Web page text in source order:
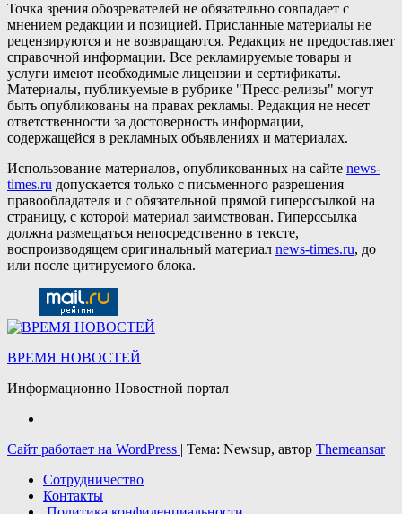
Точка зрения обозревателей не обязательно совпадает с
мнением редакции и позицией. Присланные материалы не
рецензируются и не возвращаются. Редакция не предоставляет
справочной информации. Все рекламируемые товары и
услуги имеют необходимые лицензии и сертификаты.
Материалы, публикуемые в рубрике "Пресс-релизы" могут
быть опубликованы на правах рекламы. Редакция не несет
ответственности за достоверность информации,
содержащейся в рекламных объявлениях и материалах.
Использование материалов, опубликованных на сайте news-
times.ru допускается только с письменного разрешения
правообладателя и с обязательной прямой гиперссылкой на
страницу, с которой материал заимствован. Гиперссылка
должна размещаться непосредственно в тексте,
воспроизводящем оригинальный материал news-times.ru, до
или после цитируемого блока.
ВРЕМЯ НОВОСТЕЙ
Информационно Новостной портал
Сайт работает на WordPress | Тема: Newsup, автор Themeansar
Сотрудничество
Контакты